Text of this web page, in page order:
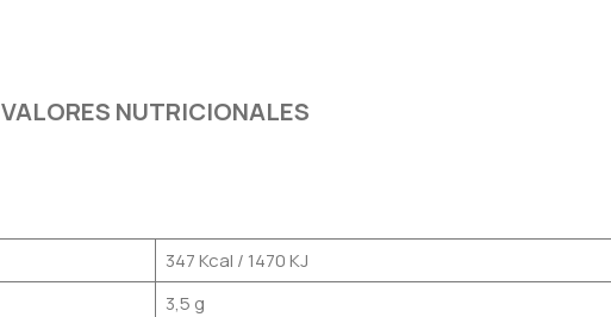
VALORES NUTRICIONALES
347 Kcal / 1470 KJ
3,5 g